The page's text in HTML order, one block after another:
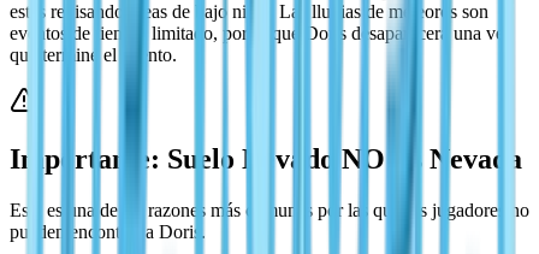
estás revisando áreas de bajo nivel. Las lluvias de meteoros son
eventos de tiempo limitado, por lo que Doris desaparecerá una vez
que termine el evento.
Importante: Suelo Nevado NO Es Nevada
Esta es una de las razones más comunes por las que los jugadores no
pueden encontrar a Doris.